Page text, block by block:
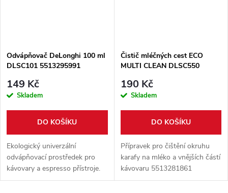
Odvápňovač DeLonghi 100 ml
DLSC101 5513295991
149 Kč
Skladem
DO KOŠÍKU
Ekologický univerzální
odvápňovací prostředek pro
kávovary a espresso přístroje.
Objem 100 ml.
Čistič mléčných cest ECO
MULTI CLEAN DLSC550
190 Kč
Skladem
DO KOŠÍKU
Přípravek pro čištění okruhu
karafy na mléko a vnějších částí
kávovaru 5513281861